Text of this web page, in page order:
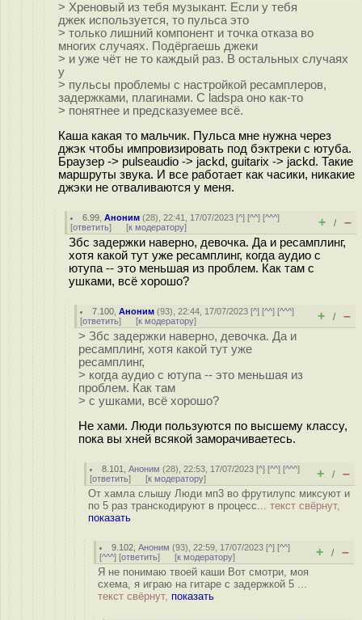
> Хреновый из тебя музыкант. Если у тебя
джек используется, то пульса это
> только лишний компонент и точка отказа во
многих случаях. Подёргаешь джеки
> и уже чёт не то каждый раз. В остальных случаях
у
> пульсы проблемы с настройкой ресамплеров,
задержками, плагинами. С ladspa оно как-то
> понятнее и предсказуемее всё.
Каша какая то мальчик. Пульса мне нужна через
джэк чтобы импровизировать под бэктреки с ютуба.
Браузер -> pulseaudio -> jackd, guitarix -> jackd. Такие
маршруты звука. И все работает как часики, никакие
джэки не отваливаются у меня.
6.99 ,Аноним (28), 22:41, 17/07/2023 [^] [^^] [^^^]
[ответить] [к модератору] + / –
Збс задержки наверно, девочка. Да и ресамплинг,
хотя какой тут уже ресамплинг, когда аудио с
ютупа -- это меньшая из проблем. Как там с
ушками, всё хорошо?
7.100 ,Аноним (93), 22:44, 17/07/2023 [^] [^^] [^^^]
[ответить] [к модератору] + / –
> Збс задержки наверно, девочка. Да и
ресамплинг, хотя какой тут уже
ресамплинг,
> когда аудио с ютупа -- это меньшая из
проблем. Как там
> с ушками, всё хорошо?
Не хами. Люди пользуются по высшему классу,
пока вы хней всякой заморачиваетесь.
8.101 ,Аноним (28), 22:53, 17/07/2023 [^] [^^] [^^^]
[ответить] [к модератору] + / –
От хамла слышу Люди мп3 во фрутилупс миксуют и
по 5 раз транскодируют в процесс... текст свёрнут,
показать
9.102 ,Аноним (93), 22:59, 17/07/2023 [^] [^^]
[^^^] [ответить] [к модератору] + / –
Я не понимаю твоей каши Вот смотри, моя
схема, я играю на гитаре с задержкой 5 ...
текст свёрнут, показать